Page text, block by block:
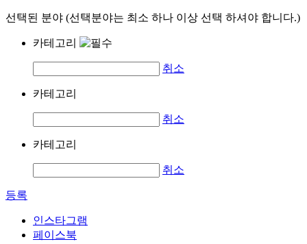
선택된 분야 (선택분야는 최소 하나 이상 선택 하셔야 합니다.)
카테고리
취소
카테고리
취소
카테고리
취소
등록
인스타그램
페이스북